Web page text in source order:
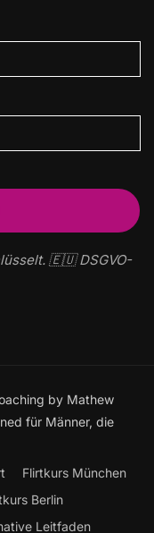
🇪🇺 DSGVO-
by Mathew
für Männer, die
Flirtkurs München
Berlin
Leitfaden